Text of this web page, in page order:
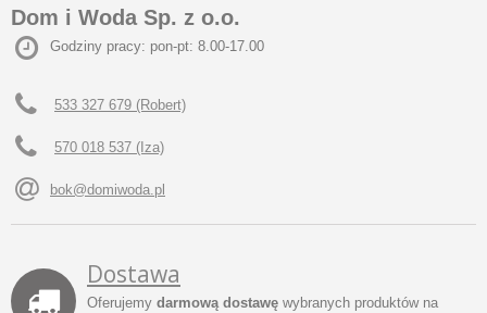
Dom i Woda Sp. z o.o.
Godziny pracy: pon-pt: 8.00-17.00
533 327 679 (Robert)
570 018 537 (Iza)
bok@domiwoda.pl
Dostawa
Oferujemy darmową dostawę wybranych produktów na